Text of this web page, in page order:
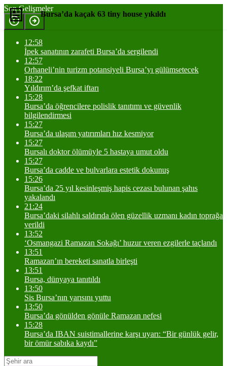
Son Gelişmeler
12:58
İpek sanatının zarafeti Bursa’da sergilendi
12:57
Orhaneli’nin turizm potansiyeli Bursa’yı gülümsetecek
18:22
Yıldırım’da şefkat iftarı
15:28
Bursa’da öğrencilere polislik tanıtımı ve güvenlik
bilgilendirmesi
15:27
Bursa’da ulaşım yatırımları hız kesmiyor
15:27
Bursalı doktor ölümüyle 5 hastaya umut oldu
15:27
Bursa’da cadde ve bulvarlara estetik dokunuş
15:26
Bursa’da 25 yıl kesinleşmiş hapis cezası bulunan şahıs
yakalandı
21:24
Bursa’daki silahlı saldırıda ölen güzellik uzmanı kadın toprağa
verildi
13:52
‘Osmangazi Ramazan Sokağı’ huzur veren ezgilerle taçlandı
13:51
Ramazan’ın bereketi sanatla birleşti
13:51
Bursa, dünyaya tanıtıldı
13:50
Sis Bursa’nın yarısını yuttu
13:50
Bursa’da gönülden gönüle Ramazan nefesi
15:28
Bursa’da IBAN suistimallerine karşı uyarı: “Bir günlük gelir,
bir ömür sabıka kaydı”
Bursa’da kaçak 63 tiny house yıkıldı
Yorum Yap